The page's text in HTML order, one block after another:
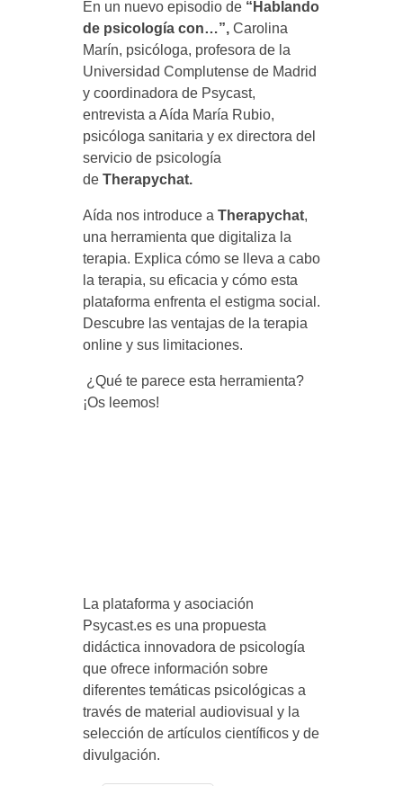
p
y
c
h
a
t
En un nuevo episodio de “Hablando
de psicología con…”,Carolina
Marín, psicóloga, profesora de la
Universidad Complutense de Madrid
y coordinadora de Psycast,
entrevista a Aída María Rubio,
psicóloga sanitaria y ex directora del
servicio de psicología
de Therapychat.
Aída nos introduce a Therapychat,
una herramienta que digitaliza la
terapia. Explica cómo se lleva a cabo
la terapia, su eficacia y cómo esta
plataforma enfrenta el estigma social.
Descubre las ventajas de la terapia
online y sus limitaciones.
¿Qué te parece esta herramienta?
¡Os leemos!
La plataforma y asociación
Psycast.es es una propuesta
didáctica innovadora de psicología
que ofrece información sobre
diferentes temáticas psicológicas a
través de material audiovisual y la
selección de artículos científicos y de
divulgación.